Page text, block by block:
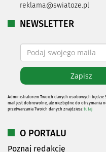
reklama@swiatoze.pl
NEWSLETTER
Administratorem Twoich danych osobowych będzie
mail jest dobrowolne, ale niezbędne do otrzymania
przetwarzania Twoich danych znajdziesz tutaj
O PORTALU
Poznaj redakcję